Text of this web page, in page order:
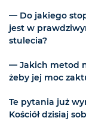
— Do jakiego
jest w
stulecia?
— Jakich metod
żeby jej moc
Te pytania już
Kościół dzisiaj